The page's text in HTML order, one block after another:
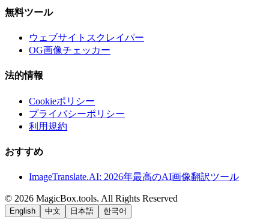
無料ツール
ウェブサイトスクレイパー
OG画像チェッカー
法的情報
Cookieポリシー
プライバシーポリシー
利用規約
おすすめ
ImageTranslate.AI: 2026年最高のAI画像翻訳ツール
© 2026 MagicBox.tools. All Rights Reserved
English 中文 日本語 한국어